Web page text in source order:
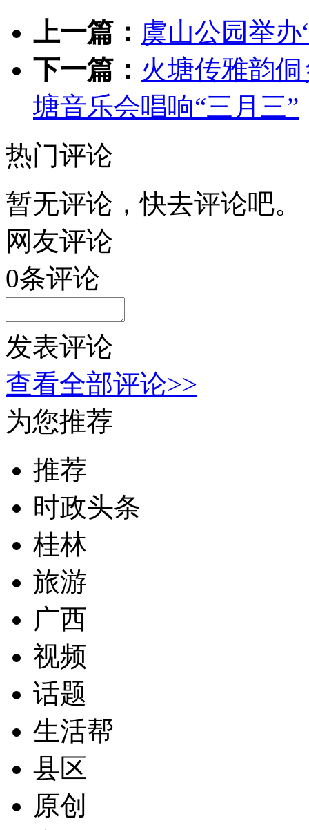
上一篇： 虞山公园举
下一篇： 火塘传雅韵
塘音乐会唱响“三月三”
热门评论
暂无评论，快去评论吧。
网友评论
0条评论
发表评论
查看全部评论>>
为您推荐
推荐
时政头条
桂林
旅游
广西
视频
话题
生活帮
县区
原创